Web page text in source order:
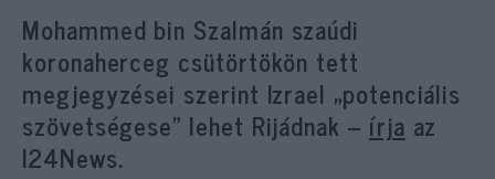
Mohammed bin Szalmán szaúdi
koronaherceg csütörtökön tett
megjegyzései szerint Izrael „potenciális
szövetségese” lehet Rijádnak – írja az
I24News.